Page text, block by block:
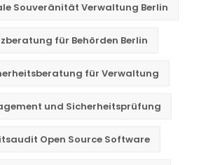
Souveränität Verwaltung Berlin
für Behörden Berlin
für Verwaltung
und Sicherheitsprüfung
Open Source Software